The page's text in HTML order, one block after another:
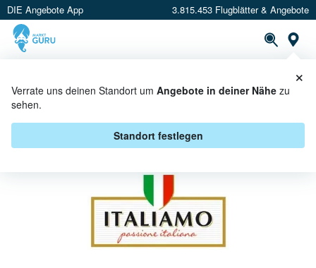
DIE Angebote App 3.815.453 Flugblätter & Angebote
Verrate uns deinen Standort um Angebote in deiner Nähe zu
sehen.
Standort festlegen
×
ITALIAMO ANGEBOTE &